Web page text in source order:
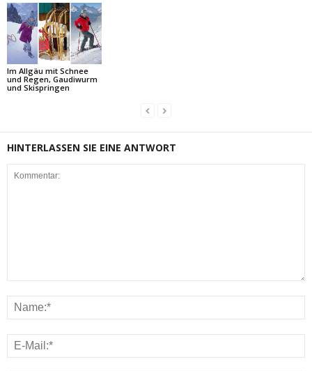
Im Allgäu mit Schnee
und Regen, Gaudiwurm
und Skispringen
HINTERLASSEN SIE EINE ANTWORT